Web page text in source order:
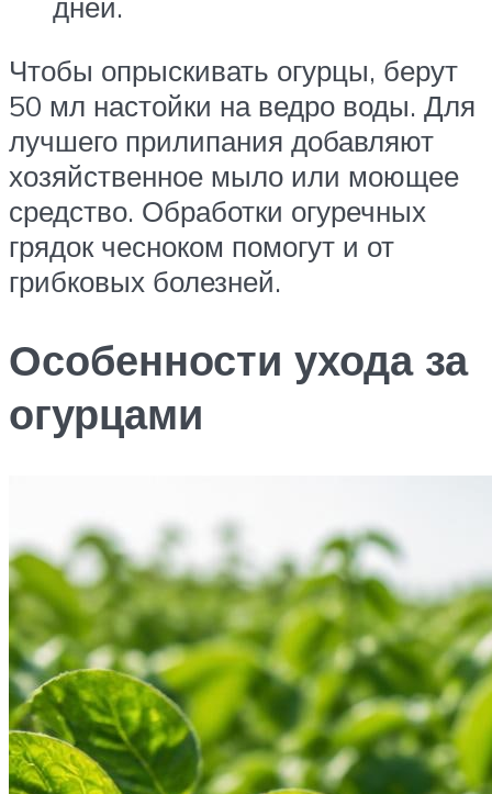
Чтобы опрыскивать огурцы, берут
50 мл настойки на ведро воды. Для
лучшего прилипания добавляют
хозяйственное мыло или моющее
средство. Обработки огуречных
грядок чесноком помогут и от
грибковых болезней.
Особенности ухода за
огурцами